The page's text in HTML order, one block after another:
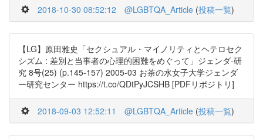
2018-10-30 08:52:12 @LGBTQA_Article (投稿一覧)
【LG】原田雅史「セクシュアル・マイノリティとヘテロセク
シズム : 差別と当事者の心理的困難をめぐって」ジェンダ-研
究 8号(25) (p.145-157) 2005-03 お茶の水女子大学ジェンダ
ー研究センター https://t.co/QDtPyJCSHB [PDFリポジトリ]
2018-09-03 12:52:11 @LGBTQA_Article (投稿一覧)